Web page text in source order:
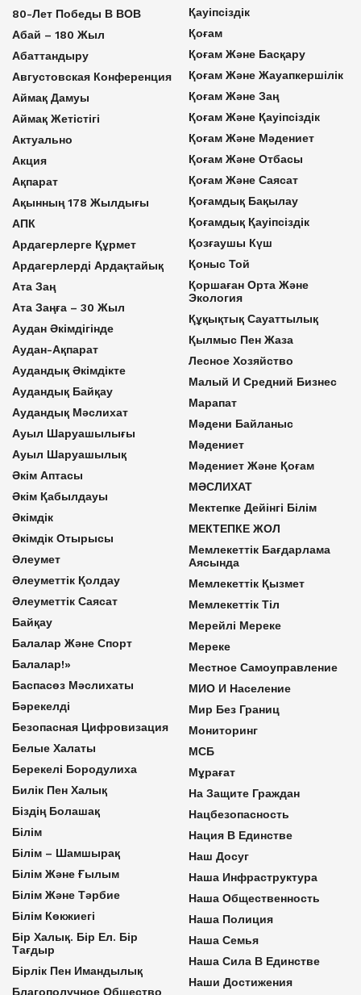
80-Лет Победы В ВОВ
Абай – 180 Жыл
Абаттандыру
Августовская Конференция
Аймақ Дамуы
Аймақ Жетістігі
Актуально
Акция
Ақпарат
Ақынның 178 Жылдығы
АПК
Ардагерлерге Құрмет
Ардагерлерді Ардақтайық
Ата Заң
Ата Заңға – 30 Жыл
Аудан Әкімдігінде
Аудан-Ақпарат
Аудандық Әкімдікте
Аудандық Байқау
Аудандық Мәслихат
Ауыл Шаруашылығы
Ауыл Шаруашылық
Әкім Аптасы
Әкім Қабылдауы
Әкімдік
Әкімдік Отырысы
Әлеумет
Әлеуметтік Қолдау
Әлеуметтік Саясат
Байқау
Балалар Және Спорт
Балалар!»
Баспасөз Мәслихаты
Бәрекелді
Безопасная Цифровизация
Белые Халаты
Берекелі Бородулиха
Билік Пен Халық
Біздің Болашақ
Білім
Білім – Шамшырақ
Білім Және Ғылым
Білім Және Тәрбие
Білім Көкжиегі
Бір Халық. Бір Ел. Бір
Тағдыр
Бірлік Пен Имандылық
Благополучное Общество
Қауіпсіздік
Қоғам
Қоғам Және Басқару
Қоғам Және Жауапкершілік
Қоғам Және Заң
Қоғам Және Қауіпсіздік
Қоғам Және Мәдениет
Қоғам Және Отбасы
Қоғам Және Саясат
Қоғамдық Бақылау
Қоғамдық Қауіпсіздік
Қозғаушы Күш
Қоныс Той
Қоршаған Орта Және
Экология
Құқықтық Сауаттылық
Қылмыс Пен Жаза
Лесное Хозяйство
Малый И Средний Бизнес
Марапат
Мәдени Байланыс
Мәдениет
Мәдениет Және Қоғам
МӘСЛИХАТ
Мектепке Дейінгі Білім
МЕКТЕПКЕ ЖОЛ
Мемлекеттік Бағдарлама
Аясында
Мемлекеттік Қызмет
Мемлекеттік Тіл
Мерейлі Мереке
Мереке
Местное Самоуправление
МИО И Население
Мир Без Границ
Мониторинг
МСБ
Мұрағат
На Защите Граждан
Нацбезопасность
Нация В Единстве
Наш Досуг
Наша Инфраструктура
Наша Общественность
Наша Полиция
Наша Семья
Наша Сила В Единстве
Наши Достижения